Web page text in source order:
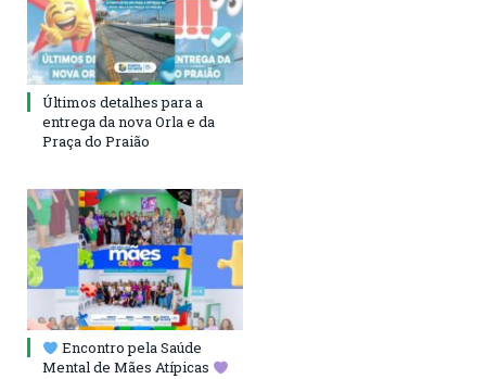
Últimos detalhes para a
entrega da nova Orla e da
Praça do Praião
Encontro pela Saúde
Mental de Mães Atípicas